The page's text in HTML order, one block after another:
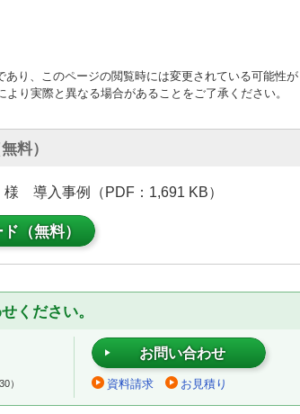
り、このページの閲覧時には変更されている可能性が
り実際と異なる場合があることをご了承ください。
料）
様 導入事例（PDF：1,691 KB）
（無料）
ください。
）
お問い合わせ
資料請求 お見積り